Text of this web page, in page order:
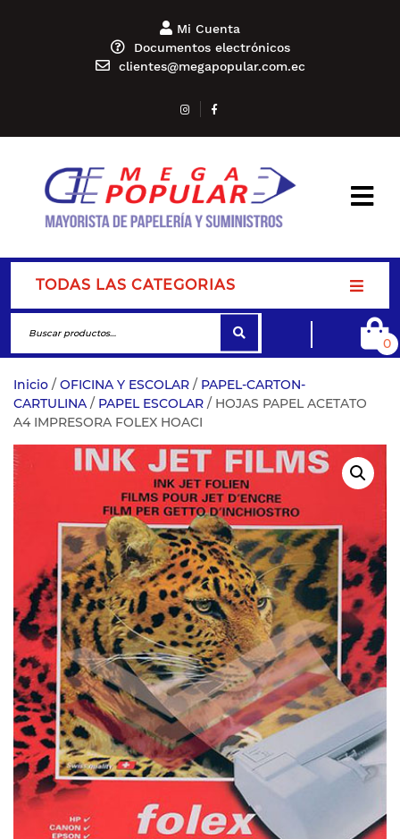
Mi Cuenta
Documentos electrónicos
clientes@megapopular.com.ec
TODAS LAS CATEGORIAS
0
Inicio / OFICINA Y ESCOLAR / PAPEL-CARTON-
CARTULINA / PAPEL ESCOLAR / HOJAS PAPEL ACETATO
A4 IMPRESORA FOLEX HOACI